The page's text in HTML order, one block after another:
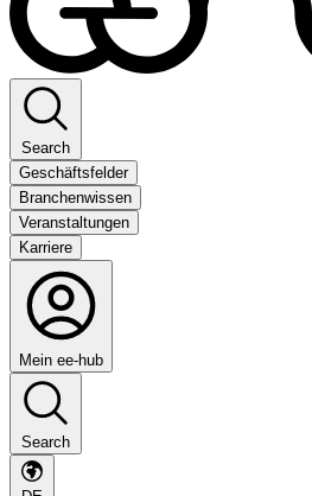
Search
Geschäftsfelder
Branchenwissen
Veranstaltungen
Karriere
Mein ee-hub
Search